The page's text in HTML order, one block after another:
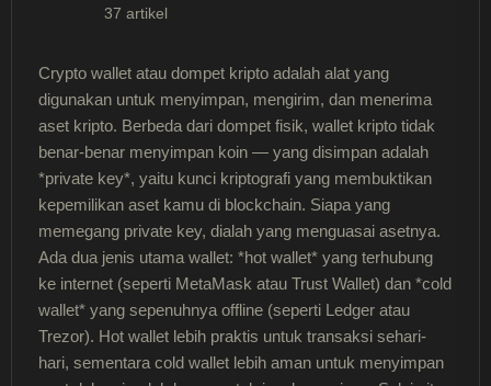
37 artikel
Crypto wallet atau dompet kripto adalah alat yang
digunakan untuk menyimpan, mengirim, dan menerima
aset kripto. Berbeda dari dompet fisik, wallet kripto tidak
benar-benar menyimpan koin — yang disimpan adalah
*private key*, yaitu kunci kriptografi yang membuktikan
kepemilikan aset kamu di blockchain. Siapa yang
memegang private key, dialah yang menguasai asetnya.
Ada dua jenis utama wallet: *hot wallet* yang terhubung
ke internet (seperti MetaMask atau Trust Wallet) dan *cold
wallet* yang sepenuhnya offline (seperti Ledger atau
Trezor). Hot wallet lebih praktis untuk transaksi sehari-
hari, sementara cold wallet lebih aman untuk menyimpan